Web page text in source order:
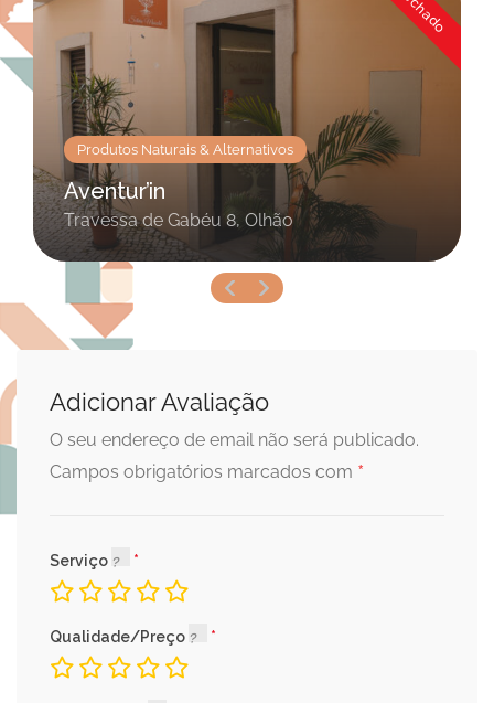
Produtos Naturais & Alternativos
Aventur’in
Travessa de Gabéu 8, Olhão
Adicionar Avaliação
O seu endereço de email não será publicado.
Campos obrigatórios marcados com *
Serviço
Qualidade/Preço